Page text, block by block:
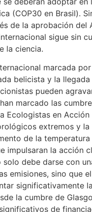
(COP30 en Brasil).
de la aprobación del
sigue sin
la ciencia.
marcada
belicista y la
pueden
marcado las
Ecologistas en
extremos y la
de la
impulsaran la acción
solo debe darse con
emisiones, sino que
significativamente
la cumbre de
de